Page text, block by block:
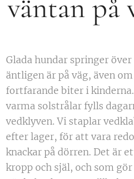
väntan på
Glada hundar springer
äntligen är på väg, även
fortfarande biter i
varma solstrålar fylls
vedklyven. Vi staplar
efter lager, för att vara
knackar på dörren. Det är
kropp och själ, och som